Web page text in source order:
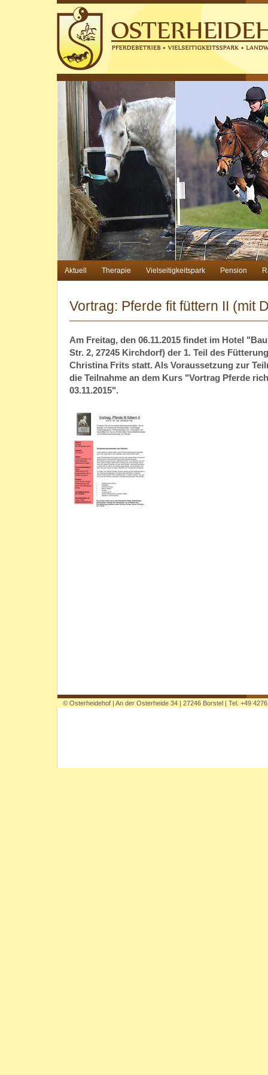
Aktuell Therapie Vielseitigkeitspark Pension
Vortrag: Pferde fit füttern II (mit
Am Freitag, den 06.11.2015 findet im Hotel
Str. 2, 27245 Kirchdorf) der 1. Teil des
Christina Frits statt. Als Voraussetzung zur
die Teilnahme an dem Kurs "Vortrag Pferde
03.11.2015".
© Osterheidehof | An der Osterheide 34 | 27246 Borstel | Tel. +49